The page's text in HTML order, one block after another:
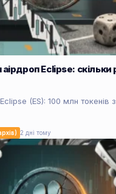
Eclipse: скільки
(ES): 100 млн токенів
2 дні тому